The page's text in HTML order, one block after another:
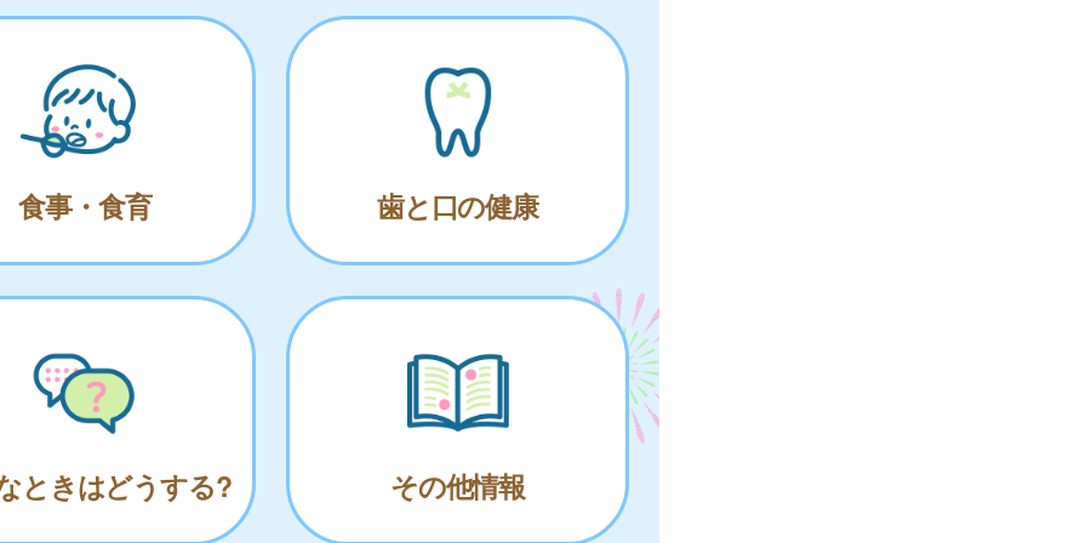
食事・食育 歯と口の健康
ときはどうする? その他情報